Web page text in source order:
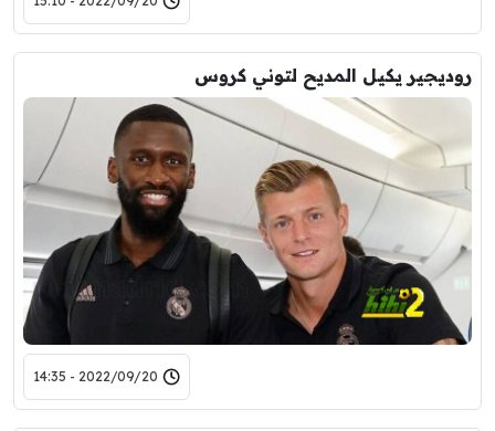
روديجير يكيل المديح لتوني كروس
2022/09/20 - 14:35